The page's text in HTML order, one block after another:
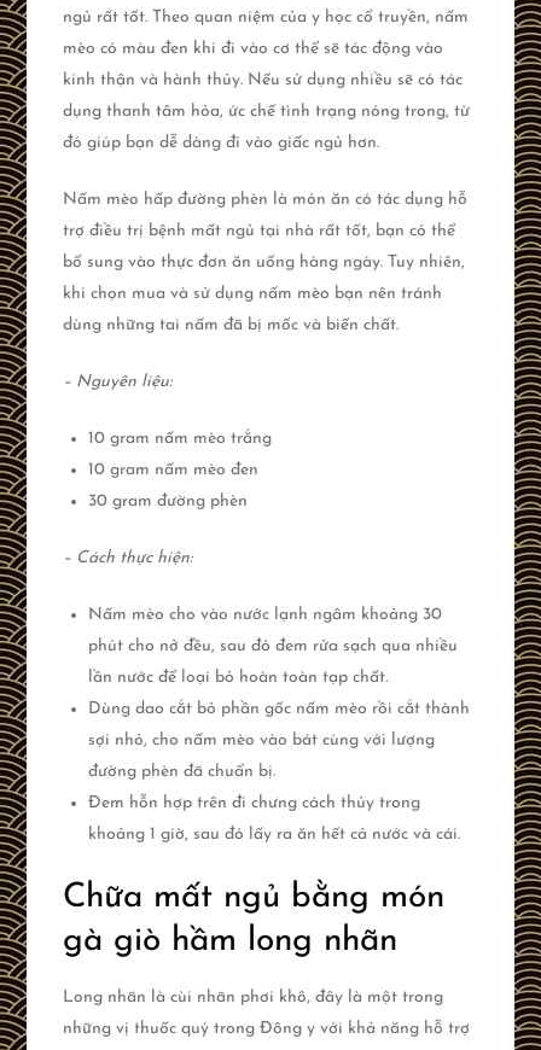
ngủ rất tốt. Theo quan niệm của y học cổ truyền, nấm
mèo có màu đen khi đi vào cơ thể sẽ tác động vào
kinh thận và hành thủy. Nếu sử dụng nhiều sẽ có tác
dụng thanh tâm hỏa, ức chế tình trạng nóng trong, từ
đó giúp bạn dễ dàng đi vào giấc ngủ hơn.
Nấm mèo hấp đường phèn là món ăn có tác dụng hỗ
trợ điều trị bệnh mất ngủ tại nhà rất tốt, bạn có thể
bổ sung vào thực đơn ăn uống hàng ngày. Tuy nhiên,
khi chọn mua và sử dụng nấm mèo bạn nên tránh
dùng những tai nấm đã bị mốc và biến chất.
– Nguyên liệu:
10 gram nấm mèo trắng
10 gram nấm mèo đen
30 gram đường phèn
– Cách thực hiện:
Nấm mèo cho vào nước lạnh ngâm khoảng 30
phút cho nở đều, sau đó đem rửa sạch qua nhiều
lần nước để loại bỏ hoàn toàn tạp chất.
Dùng dao cắt bỏ phần gốc nấm mèo rồi cắt thành
sợi nhỏ, cho nấm mèo vào bát cùng với lượng
đường phèn đã chuẩn bị.
Đem hỗn hợp trên đi chưng cách thủy trong
khoảng 1 giờ, sau đó lấy ra ăn hết cả nước và cái.
Chữa mất ngủ bằng món
gà giò hầm long nhãn
Long nhãn là cùi nhãn phơi khô, đây là một trong
những vị thuốc quý trong Đông y với khả năng hỗ trợ